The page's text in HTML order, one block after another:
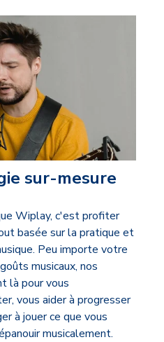
sur-mesure
Wiplay, c'est profiter
basée sur la pratique et
Peu importe votre
musicaux, nos
là pour vous
vous aider à progresser
à jouer ce que vous
musicalement.